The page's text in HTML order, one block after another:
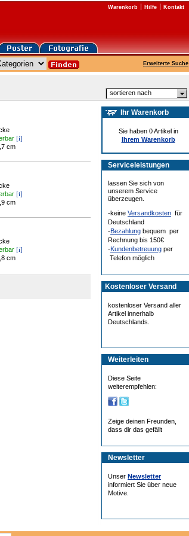
Warenkorb Hilfe Kontakt
Erweiterte Suche
sortieren nach
[i]
cm
[i]
cm
[i]
cm
Ihr Warenkorb
Sie haben 0 Artikel in
Ihrem Warenkorb
Serviceleistungen
lassen Sie sich von
unserem Service
überzeugen.
-keine Versandkosten für
Deutschland
-Bezahlung bequem per
Rechnung bis 150€
-Kundenbetreuung per
Telefon möglich
Kostenloser Versand
kostenloser Versand aller
Artikel innerhalb
Deutschlands.
Weiterleiten
Diese Seite
weiterempfehlen:
Zeige deinen Freunden,
dass dir das gefällt
Newsletter
Unser Newsletter
informiert Sie über neue
Motive.